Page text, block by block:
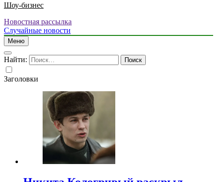
Шоу-бизнес
Новостная рассылка
Случайные новости
Меню
Найти:
Заголовки